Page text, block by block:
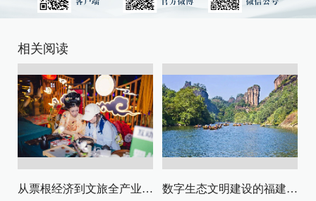
相关阅读
从票根经济到文旅全产业链升级 数字生态文明建设的福建路径与启示